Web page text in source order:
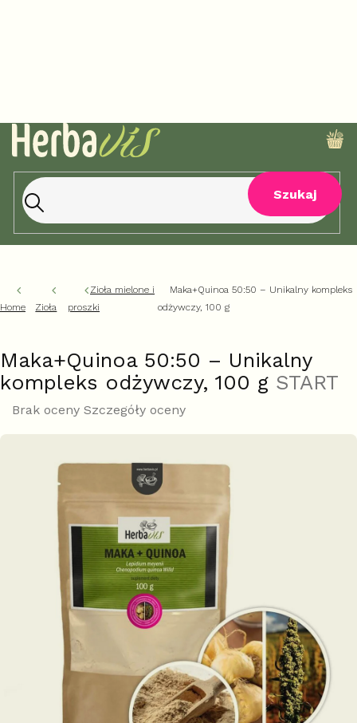
Szukaj
Home Zioła
Zioła mielone i
proszki
Maka+Quinoa 50:50 – Unikalny kompleks
odżywczy, 100 g
Maka+Quinoa 50:50 – Unikalny
kompleks odżywczy, 100 g START
Średnia
gwiazdek.
Brak oceny Szczegóły oceny